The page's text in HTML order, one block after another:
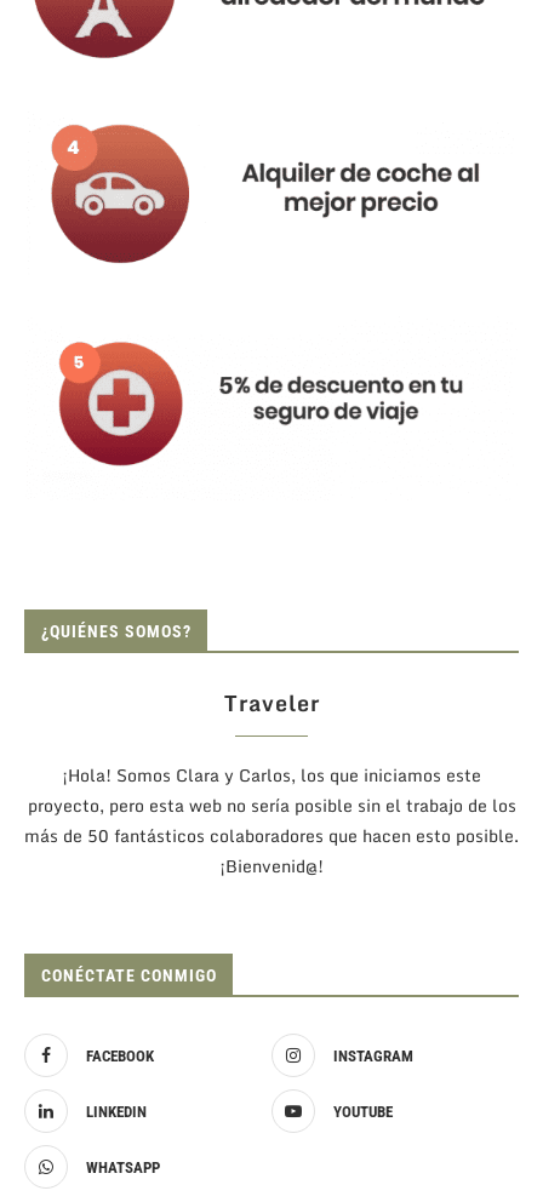
¿QUIÉNES SOMOS?
Traveler
¡Hola! Somos Clara y Carlos, los que iniciamos este
proyecto, pero esta web no sería posible sin el trabajo de los
más de 50 fantásticos colaboradores que hacen esto posible.
¡Bienvenid@!
CONÉCTATE CONMIGO
FACEBOOK INSTAGRAM
LINKEDIN YOUTUBE
WHATSAPP